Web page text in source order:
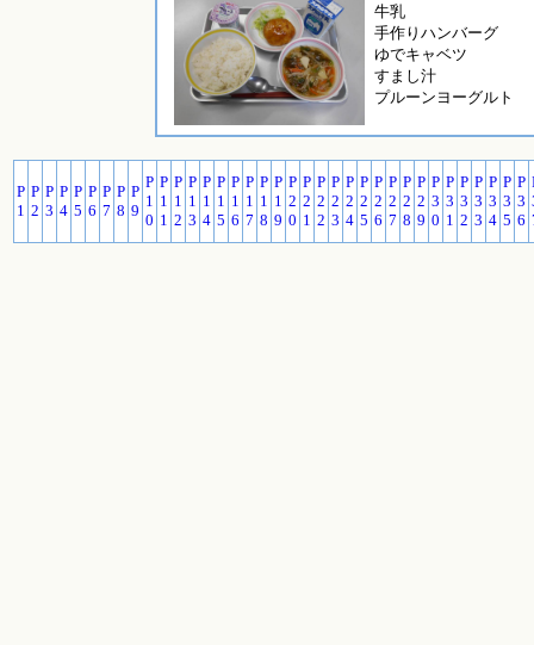
牛乳
手作りハンバーグ
ゆでキャベツ
すまし汁
プルーンヨーグルト
P
1
P
2
P
3
P
4
P
5
P
6
P
7
P
8
P
9
P
1
0
P
1
1
P
1
2
P
1
3
P
1
4
P
1
5
P
1
6
P
1
7
P
1
8
P
1
9
P
2
0
P
2
1
P
2
2
P
2
3
P
2
4
P
2
5
P
2
6
P
2
7
P
2
8
P
2
9
P
3
0
P
3
1
P
3
2
P
3
3
P
3
4
P
3
5
P
3
6